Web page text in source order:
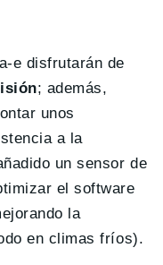
e disfrutarán de
; además,
unos
a la
un sensor de
el software
la
en climas fríos).